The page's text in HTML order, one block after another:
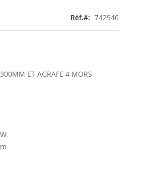
Réf. 742946
ET AGRAFE 4 MORS